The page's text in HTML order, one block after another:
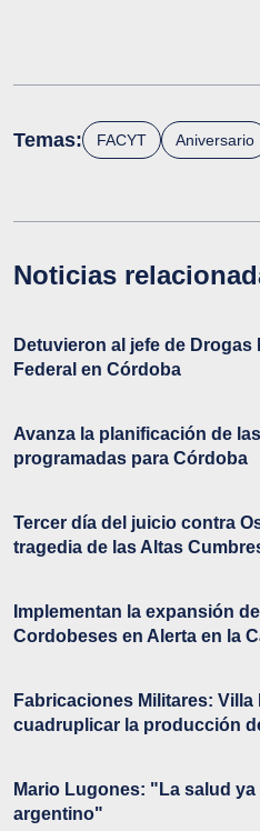
Temas: FACYT Aniversario
Noticias
Detuvieron al jefe de
Federal en Córdoba
Avanza la planificación de
programadas para Córdoba
Tercer día del juicio contra
tragedia de las Altas
Implementan la expansión
Cordobeses en Alerta en la
Fabricaciones Militares: Villa
cuadruplicar la producción
Mario Lugones: "La salud
argentino"